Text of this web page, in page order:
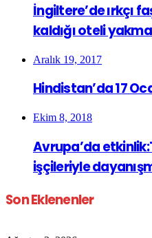
İngiltere’de ırkçı
kaldığı oteli
Aralık 19, 2017
Hindistan’da 17
Ekim 8, 2018
Avrupa’da
işçileriyle
Son Eklenenler